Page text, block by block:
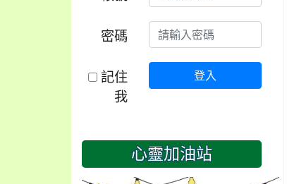
密碼
記住
我
登入
心靈加油站